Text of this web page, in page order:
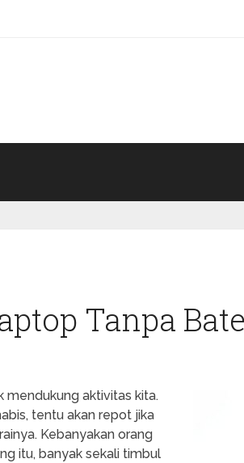
Tanpa
mendukung aktivitas kita.
tentu akan repot jika
Kebanyakan orang
itu, banyak sekali timbul